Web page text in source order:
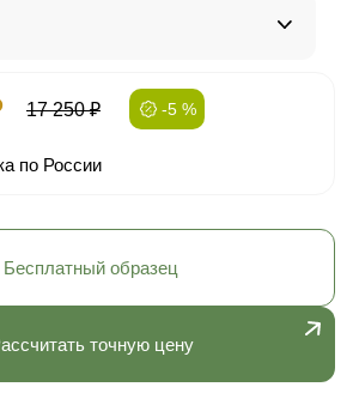
17 250 ₽ -5 %
по России
точную цену
Бесплатный образец